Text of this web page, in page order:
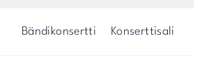
Bändikonsertti Konserttisali